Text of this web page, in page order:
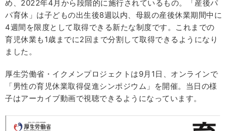
め、2022年4月から段階的に施行されているもの。「産後パ
パ育休」は子どもの出生後8週以内、母親の産後休業期間中に
4週間を限度として取得できる新たな制度です。これまでの
育児休業も1歳までに2回まで分割して取得できるようになり
ました。
厚生労働省・イクメンプロジェクトは9月1日、オンラインで
「男性の育児休業取得促進シンポジウム」を開催。当日の様
子はアーカイブ動画で視聴できるようになっています。